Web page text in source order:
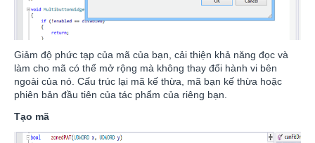
Giảm độ phức tạp của mã của bạn, cải thiện khả năng đọc và
làm cho mã có thể mở rộng mà không thay đổi hành vi bên
ngoài của nó. Cấu trúc lại mã kế thừa, mã bạn kế thừa hoặc
phiên bản đầu tiên của tác phẩm của riêng bạn.
Tạo mã